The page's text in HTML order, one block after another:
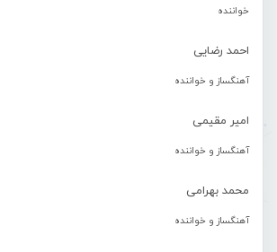
خواننده
احمد رضایی
آهنگساز و خواننده
امیر مقیمی
آهنگساز و خواننده
محمد بهرامی
آهنگساز و خواننده